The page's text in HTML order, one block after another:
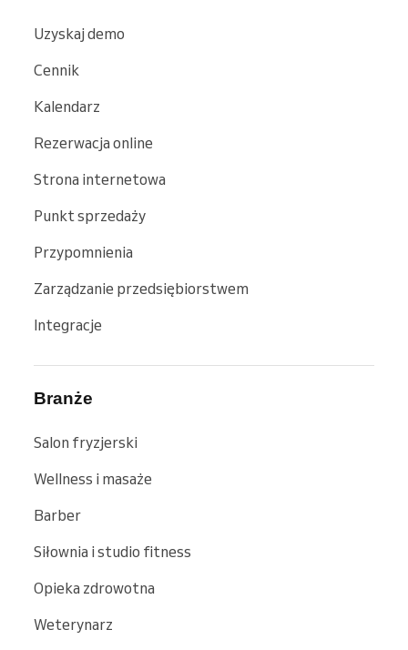
Uzyskaj demo
Cennik
Kalendarz
Rezerwacja online
Strona internetowa
Punkt sprzedaży
Przypomnienia
Zarządzanie przedsiębiorstwem
Integracje
Branże
Salon fryzjerski
Wellness i masaże
Barber
Siłownia i studio fitness
Opieka zdrowotna
Weterynarz